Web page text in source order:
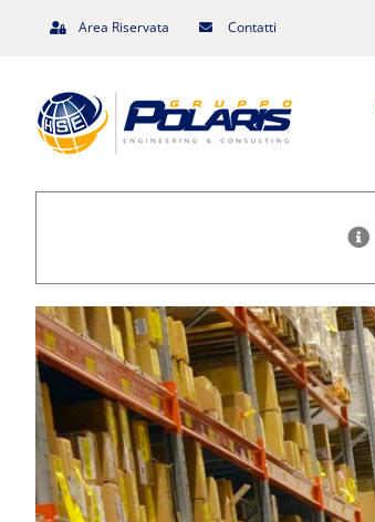
contenuto
Area Riservata Contatti